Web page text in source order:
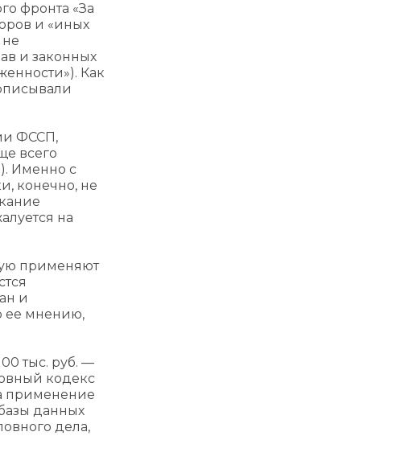
фронта «‎За
и «иных
и законных
Как
ФССП,
всего
Именно с
конечно, не
на
применяют
и
ее мнению,
тыс. руб. —
кодекс
применение
данных
дела,